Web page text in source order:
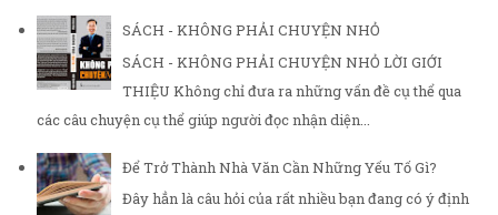
SÁCH - KHÔNG PHẢI CHUYỆN NHỎ
SÁCH - KHÔNG PHẢI CHUYỆN NHỎ LỜI GIỚI
THIỆU Không chỉ đưa ra những vấn đề cụ thể qua
các câu chuyện cụ thể giúp người đọc nhận diện...
Để Trở Thành Nhà Văn Cần Những Yếu Tố Gì?
Đây hẳn là câu hỏi của rất nhiều bạn đang có ý định